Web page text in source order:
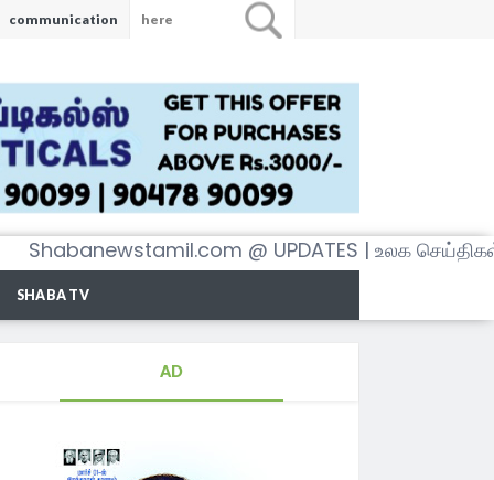
communication
@ UPDATES | உலக செய்திகள்
SHABA TV
AD